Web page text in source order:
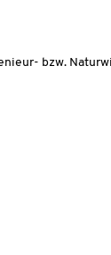
bzw.